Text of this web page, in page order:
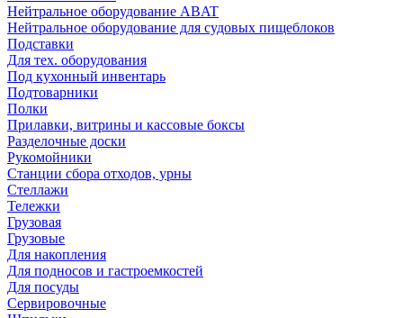
Нейтральное оборудование ABAT
Нейтральное оборудование для судовых пищеблоков
Подставки
Для тех. оборудования
Под кухонный инвентарь
Подтоварники
Полки
Прилавки, витрины и кассовые боксы
Разделочные доски
Рукомойники
Станции сбора отходов, урны
Стеллажи
Тележки
Грузовая
Грузовые
Для накопления
Для подносов и гастроемкостей
Для посуды
Сервировочные